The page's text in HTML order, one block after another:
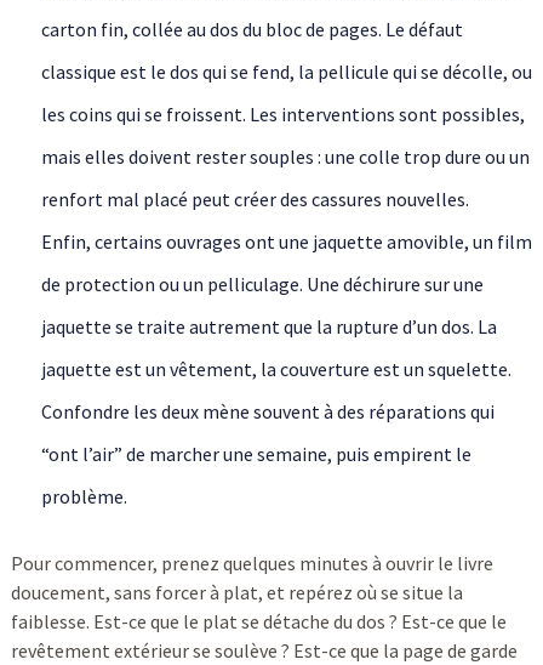
carton fin, collée au dos du bloc de pages. Le défaut
classique est le dos qui se fend, la pellicule qui se décolle, ou
les coins qui se froissent. Les interventions sont possibles,
mais elles doivent rester souples : une colle trop dure ou un
renfort mal placé peut créer des cassures nouvelles.
Enfin, certains ouvrages ont une jaquette amovible, un film
de protection ou un pelliculage. Une déchirure sur une
jaquette se traite autrement que la rupture d’un dos. La
jaquette est un vêtement, la couverture est un squelette.
Confondre les deux mène souvent à des réparations qui
“ont l’air” de marcher une semaine, puis empirent le
problème.
Pour commencer, prenez quelques minutes à ouvrir le livre
doucement, sans forcer à plat, et repérez où se situe la
faiblesse. Est-ce que le plat se détache du dos ? Est-ce que le
revêtement extérieur se soulève ? Est-ce que la page de garde